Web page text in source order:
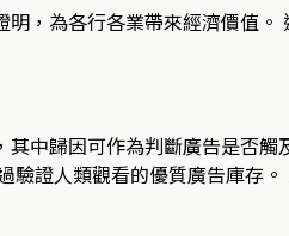
，為各行各業帶來經濟價值
中歸因可作為判斷廣告是否
驗證人類觀看的優質廣告庫存